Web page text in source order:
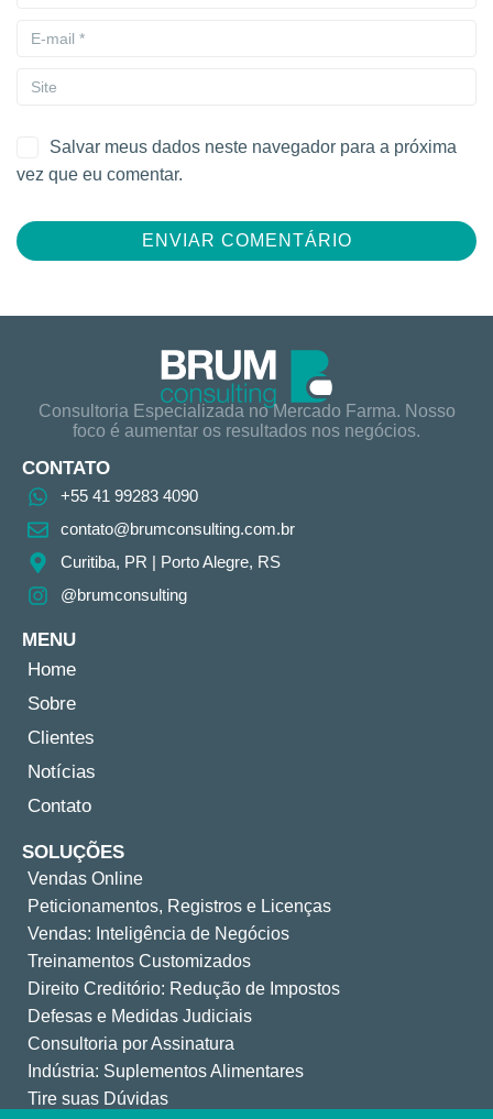
Salvar meus dados neste navegador para a próxima
vez que eu comentar.
Consultoria Especializada no Mercado Farma. Nosso
foco é aumentar os resultados nos negócios.
CONTATO
+55 41 99283 4090
contato@brumconsulting.com.br​
Curitiba, PR​ | Porto Alegre, RS
@brumconsulting
MENU
Home
Sobre
Clientes
Notícias
Contato
SOLUÇÕES
Vendas Online
Peticionamentos, Registros e Licenças
Vendas: Inteligência de Negócios
Treinamentos Customizados
Direito Creditório: Redução de Impostos
Defesas e Medidas Judiciais
Consultoria por Assinatura
Indústria: Suplementos Alimentares
Tire suas Dúvidas